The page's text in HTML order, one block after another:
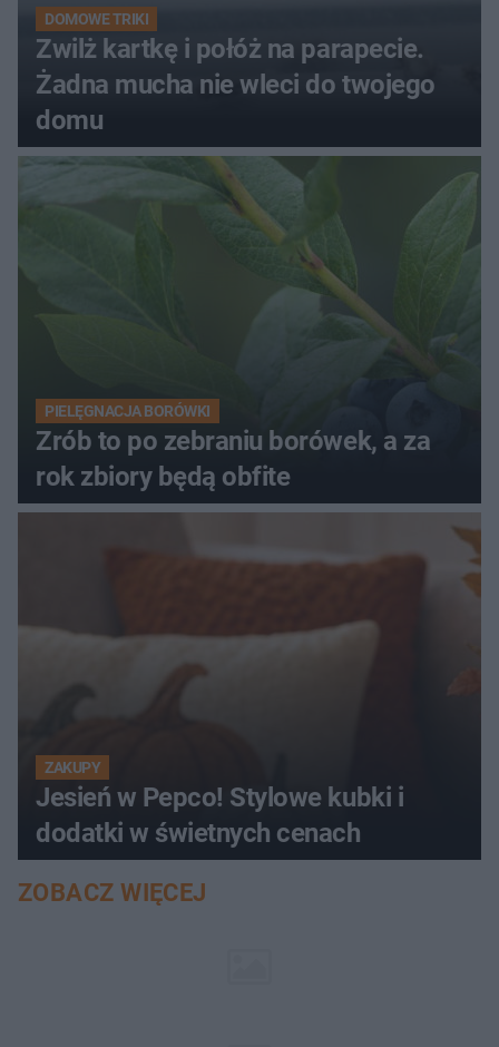
DOMOWE TRIKI
Zwilż kartkę i połóż na parapecie.
Żadna mucha nie wleci do twojego
domu
PIELĘGNACJA BORÓWKI
Zrób to po zebraniu borówek, a za
rok zbiory będą obfite
ZAKUPY
Jesień w Pepco! Stylowe kubki i
dodatki w świetnych cenach
ZOBACZ WIĘCEJ